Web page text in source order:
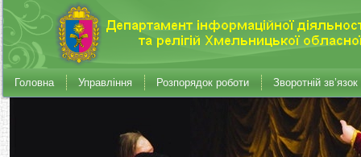
Головна Управління Розпорядок роботи Зворотній зв’язок